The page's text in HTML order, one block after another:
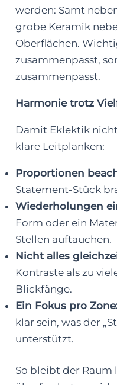
werden: Samt
grobe Keramik
Oberflächen.
zusammenpasst,
zusammenpasst.
Harmonie trotz
Damit Eklektik
klare Leitplanken:
Proportionen
Statement-Stück
Wiederholungen
Form oder ein
Stellen auftauchen.
Nicht alles
Kontraste als zu
Blickfänge.
Ein Fokus pro
klar sein, was der
unterstützt.
So bleibt der Raum